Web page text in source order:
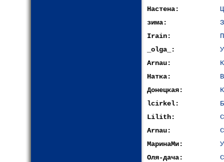
Настена:
зима:
Irain:
_olga_:
Arnau:
Натка:
Донецкая:
lcirkel:
Lilith:
Arnau:
МаринаМи:
Оля-дача: